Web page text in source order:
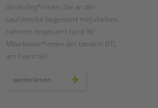
denKolleg*innen, die an der
Laufstrecke begeistert mitjubelten,
nahmen insgesamt rund 90
Mitarbeiter*innen der tandem BTL
am Event teil.
weiterlesen sieben
tandem-